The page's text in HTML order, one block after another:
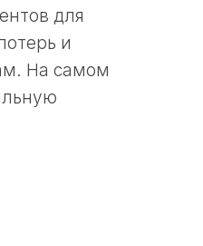
для
и
На самом